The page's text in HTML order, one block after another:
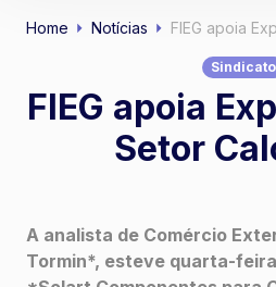
Home Notícias FIEG apoia
Sindicato
FIEG apoia
Setor
A analista de Comércio
Tormin*, esteve quarta-